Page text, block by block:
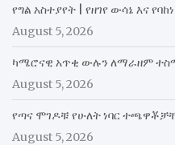
የግል አስተያየት | የዘገየ ውሳኔ እና
August 5, 2026
ካሜሮናዊ አጥቂ ውሉን ለማራዘም
August 5, 2026
የጣና ሞገዶቹ የሁለት ነባር
August 5, 2026